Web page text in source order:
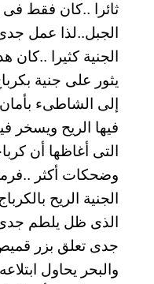
ثائرا ..كان فقط
الجبل..لذا عمل
الجنية كثيرا
يثور على جنية
إلى الشاطىء
فيها الريح ويسخر
التى أغاظها أن
وضحكات أكثر
الجنية الريح
الذى ظل يلطم جدى
جدى تعلق بزر
والبحر يحاول